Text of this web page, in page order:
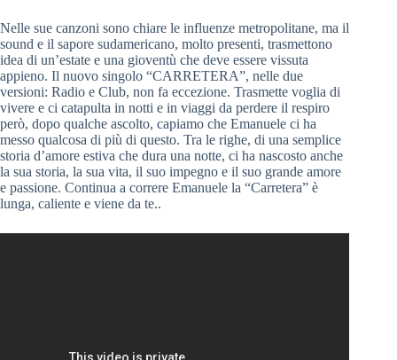
Nelle sue canzoni sono chiare le influenze metropolitane, ma il
sound e il sapore sudamericano, molto presenti, trasmettono
idea di un’estate e una gioventù che deve essere vissuta
appieno. Il nuovo singolo “CARRETERA”, nelle due
versioni: Radio e Club, non fa eccezione. Trasmette voglia di
vivere e ci catapulta in notti e in viaggi da perdere il respiro
però, dopo qualche ascolto, capiamo che Emanuele ci ha
messo qualcosa di più di questo. Tra le righe, di una semplice
storia d’amore estiva che dura una notte, ci ha nascosto anche
la sua storia, la sua vita, il suo impegno e il suo grande amore
e passione. Continua a correre Emanuele la “Carretera” è
lunga, caliente e viene da te..